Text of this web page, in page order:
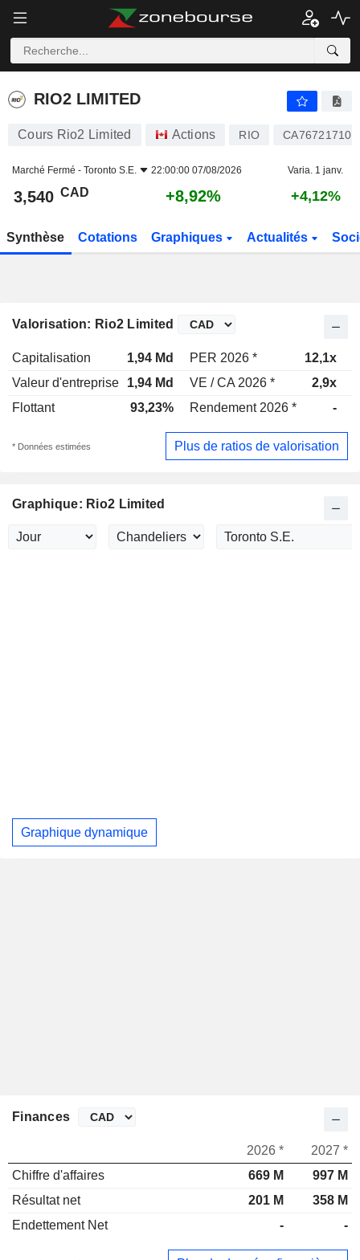
RIO2 LIMITED
RIO2 LIMITED
Cours Rio2 Limited Actions RIO
Marché Fermé - Toronto S.E. 22:00:00 07/08/2026 Varia. 1 janv.
3,540 CAD +8,92% +4,12%
Synthèse Cotations Graphiques Actualités
Valorisation: Rio2 Limited
Capitalisation 1,94 Md PER 2026 * 12,1x
Valeur d'entreprise
1,94 Md VE / CA 2026 * 2,9x
Flottant
93,23% Rendement 2026 * -
* Données estimées Plus de ratios de valorisation
Graphique: Rio2 Limited
Graphique dynamique
Finances
2026 *
2027 *
Chiffre d'affaires
669 M
997 M
Résultat net
201 M
358 M
Endettement Net
- -